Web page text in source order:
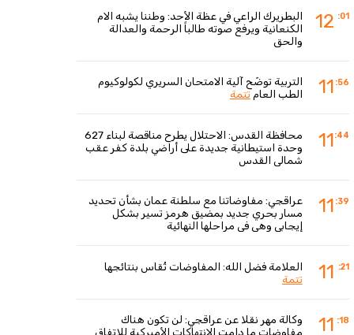
12 :01
البطريرك الراعي في عظة الأحد: وطننا يشبه الام
الكنعانية ويرفع صوته طالباً الرحمة والعدالة
والحق
11 :56
التربية توضّح آلية الامتحان السريري لكولوكيوم
الطب العامتتمة
11:44
محافظة القدس: الاحتلال يطرح مناقصة لبناء 627
وحدة استيطانية جديدة على أراضي بلدة كفر عقب
شمالي القدس
11 :39
عراقجي: مفاوضاتنا مع سلطنة عمان بشأن تحديد
مسار بحري جديد بمضيق هرمز تسير بشكل
إيجابي وهي في مراحلها النهائية
11 :21
العلامة فضل الله: المفاوضات تُقاس بنتائجها
تتمة
11 :18
وكالة مهر نقلا عن عراقجي: لن تكون هناك
مفاوضات ما دامت الانتهاكات الأميركية للاتفاق